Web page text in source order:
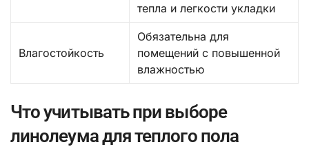
тепла и легкости укладки
Влагостойкость
Обязательна для
помещений с повышенной
влажностью
Что учитывать при выборе
линолеума для теплого пола